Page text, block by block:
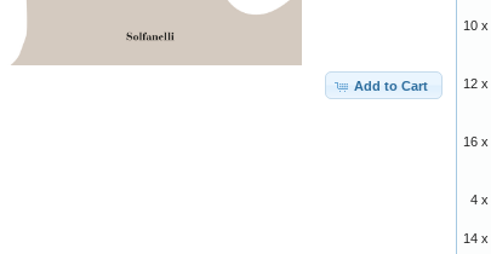
Add to Cart
10 x
12 x
16 x
4 x
14 x